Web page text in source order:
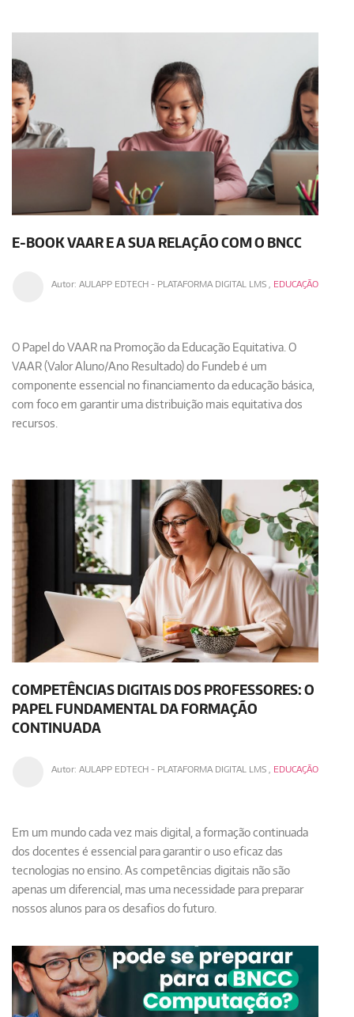
E-BOOK VAAR E A SUA RELAÇÃO COM O BNCC
Autor: AULAPP EDTECH - PLATAFORMA DIGITAL LMS, EDUCAÇÃO
O Papel do VAAR na Promoção da Educação Equitativa ​​​​​​​. O
VAAR (Valor Aluno/Ano Resultado) do Fundeb é um
componente essencial no financiamento da educação básica,
com foco em garantir uma distribuição mais equitativa dos
recursos.
COMPETÊNCIAS DIGITAIS DOS PROFESSORES: O
PAPEL FUNDAMENTAL DA FORMAÇÃO
CONTINUADA
Autor: AULAPP EDTECH - PLATAFORMA DIGITAL LMS, EDUCAÇÃO
Em um mundo cada vez mais digital, a formação continuada
dos docentes é essencial para garantir o uso eficaz das
tecnologias no ensino. As competências digitais não são
apenas um diferencial, mas uma necessidade para preparar
nossos alunos para os desafios do futuro.